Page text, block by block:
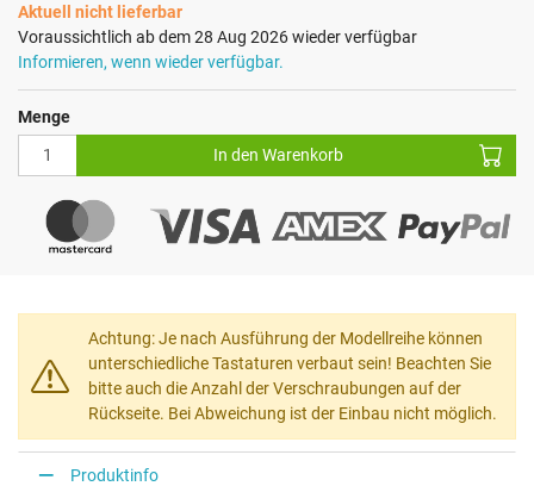
Aktuell nicht lieferbar
Voraussichtlich ab dem 28 Aug 2026 wieder verfügbar
Informieren, wenn wieder verfügbar.
Menge
In den Warenkorb
Achtung: Je nach Ausführung der Modellreihe können
unterschiedliche Tastaturen verbaut sein! Beachten Sie
bitte auch die Anzahl der Verschraubungen auf der
Rückseite. Bei Abweichung ist der Einbau nicht möglich.
Produktinfo